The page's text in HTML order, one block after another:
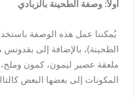
أولاً: وصفة الطحينة بالزبادي
يُمكننا عمل هذه الوصفة
الطحينة)، بالإضافة إلى
ملعقة عصير ليمون، كمون وملح،
المكونات إلى بعضها البعض